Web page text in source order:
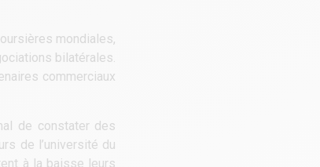
mondiales,
bilatérales.
commerciaux
de constater des
de l’université du
à la baisse leurs